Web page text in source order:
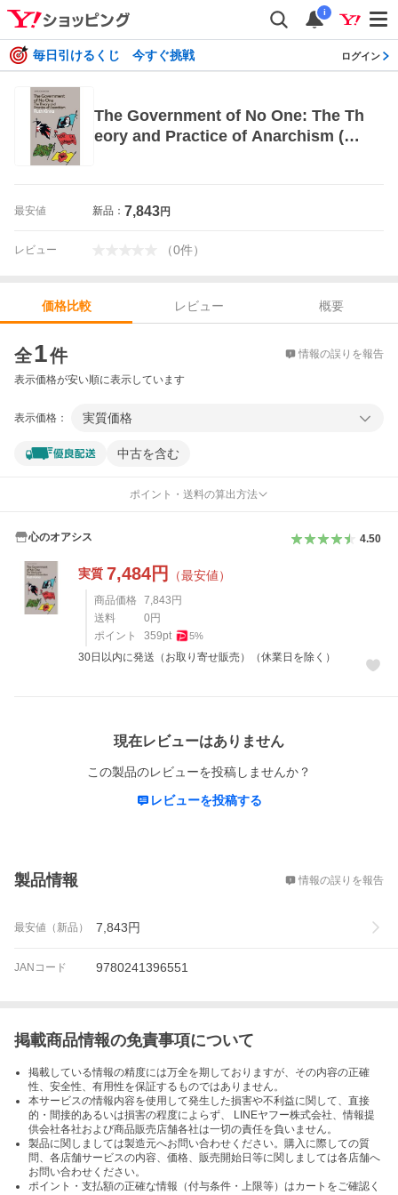
i
毎日引けるくじ 今すぐ挑戦 ログイン
The Government of No One: The Th
eory and Practice of Anarchism (Ha
最安値 新品： 7,843円
レビュー （0件）
価格比較 レビュー
概要
全1件 情報の誤りを報告
表示価格が安い順に表示しています
表示価格： 実質価格
中古を含む
ポイント・送料の算出方法
心のオアシス 4.50
実質 7,484円 （最安値）
商品価格 7,843 円
送料
0 円
ポイント
359pt 5%
30日以内に発送（お取り寄せ販売）（休業日を除く）
現在レビューはありません
この製品のレビューを投稿しませんか？
レビューを投稿する
製品情報 情報の誤りを報告
最安値（新品） 7,843円
JANコード 9780241396551
掲載商品情報の免責事項について
掲載している情報の精度には万全を期しておりますが、その内容の正確
性、安全性、有用性を保証するものではありません。
本サービスの情報内容を使用して発生した損害や不利益に関して、直接
的・間接的あるいは損害の程度によらず、 LINEヤフー株式会社、情報提
供会社各社および商品販売店舗各社は一切の責任を負いません。
製品に関しましては製造元へお問い合わせください。購入に際しての質
問、各店舗サービスの内容、価格、販売開始日等に関しましては各店舗へ
お問い合わせください。
ポイント・支払額の正確な情報（付与条件・上限等）はカートをご確認く